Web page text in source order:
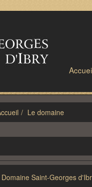
Le domaine
Saint-Georges